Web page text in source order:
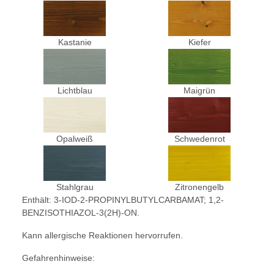
Kastanie Kiefer
Lichtblau Maigrün
Opalweiß Schwedenrot
Stahlgrau
Zitronengelb
Enthält: 3-IOD-2-PROPINYLBUTYLCARBAMAT; 1,2-
BENZISOTHIAZOL-3(2H)-ON.
Kann allergische Reaktionen hervorrufen.
Gefahrenhinweise: